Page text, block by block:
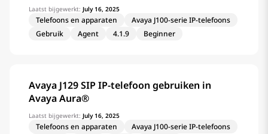
Laatst bijgewerkt: July 16, 2025
Telefoons en apparaten
Avaya J100-serie IP-telefoons
Gebruik
Agent 4.1.9 Beginner
Avaya J129 SIP IP-telefoon gebruiken in
Avaya Aura®
Laatst bijgewerkt: July 16, 2025
Telefoons en apparaten
Avaya J100-serie IP-telefoons